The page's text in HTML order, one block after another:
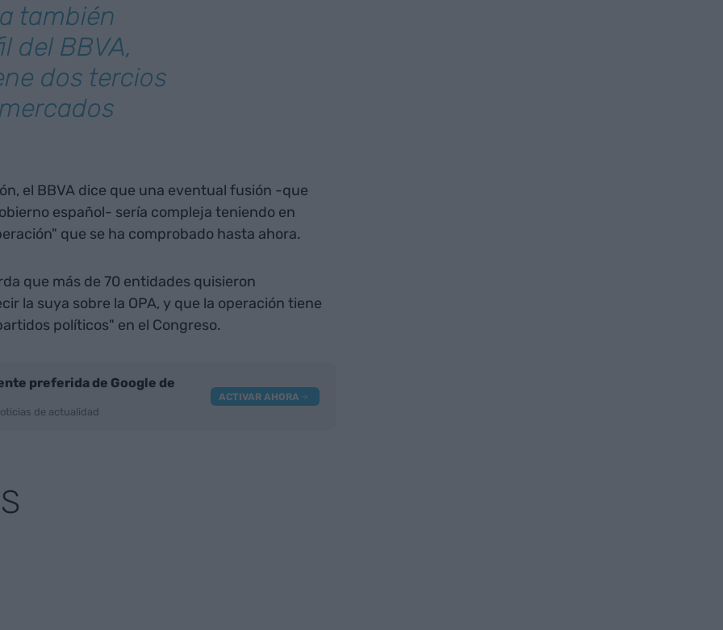
también
del BBVA,
dos tercios
el BBVA dice que una eventual fusión -que
español- sería compleja teniendo en
que se ha comprobado hasta ahora.
que más de 70 entidades quisieron
la suya sobre la OPA, y que la operación tiene
políticos" en el Congreso.
preferida de Google de
de actualidad
ACTIVAR AHORA